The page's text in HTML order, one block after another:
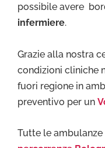
possibile avere
infermiere.
Grazie alla nostra
condizioni cliniche
fuori regione in
preventivo per un
Tutte le